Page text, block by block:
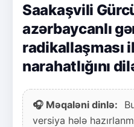
Saakaşvili
azərbaycanlı
radikallaşması
narahatlığını
🎧 Məqaləni dinlə:
versiya hələ